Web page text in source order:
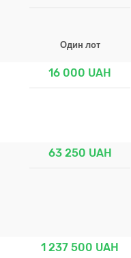
Один лот
16 000 UAH
63 250 UAH
1 237 500 UAH